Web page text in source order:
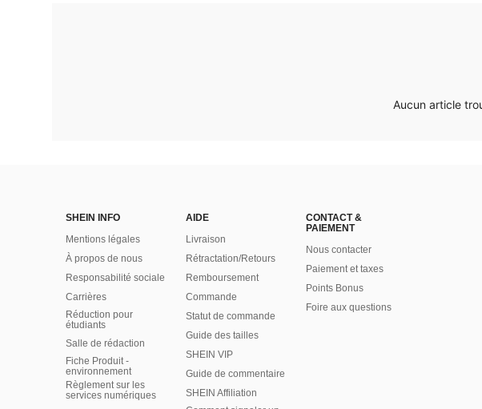
Aucun article
SHEIN INFO
Mentions légales
À propos de nous
Responsabilité sociale
Carrières
Réduction pour
étudiants
Salle de rédaction
Fiche Produit -
environnement
Règlement sur les
services numériques
AIDE
Livraison
Rétractation/Retours
Remboursement
Commande
Statut de commande
Guide des tailles
SHEIN VIP
Guide de commentaire
SHEIN Affiliation
CONTACT &
PAIEMENT
Nous contacter
Paiement et taxes
Points Bonus
Foire aux questions